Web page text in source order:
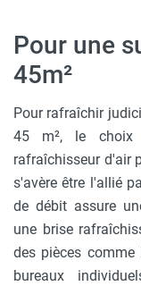
Pour une
45m²
Pour rafraîchir
45 m², le choix
rafraîchisseur d'air
s'avère être l'allié
de débit assure
une brise
des pièces
bureaux